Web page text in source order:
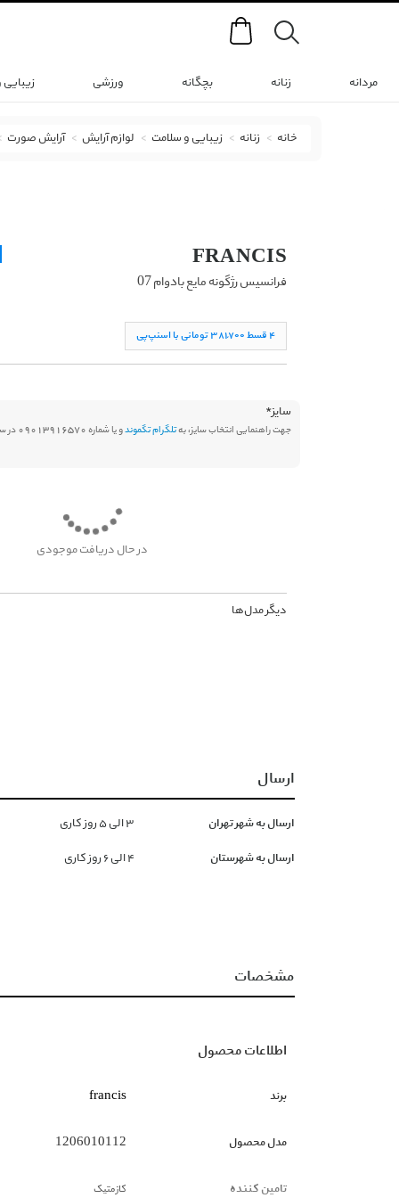
Search
مردانه زنانه بچگانه ورزشی
خانه زنانه زیبایی و سلامت لوازم آرایش آرایش صورت
FRANCIS
فرانسیس رژگونه مایع بادوام 07
۴ قسط ۳۸١,۷۰۰ تومانی با اسنپ‌پی
سایز*
جهت راهنمایی انتخاب سایز، بهتلگرام تگموندو یا شماره 09013916570 در سامانه بله پیام دهید.
در حال دریافت موجودی
دیگر مدل‌ها
ارسال
ارسال به شهر تهران ۳ الی ۵ روز کاری
ارسال به شهرستان ۴ الی ۶ روز کاری
مشخصات
اطلاعات محصول
برند francis
مدل محصول 1206010112
تامین کننده کازمتیک